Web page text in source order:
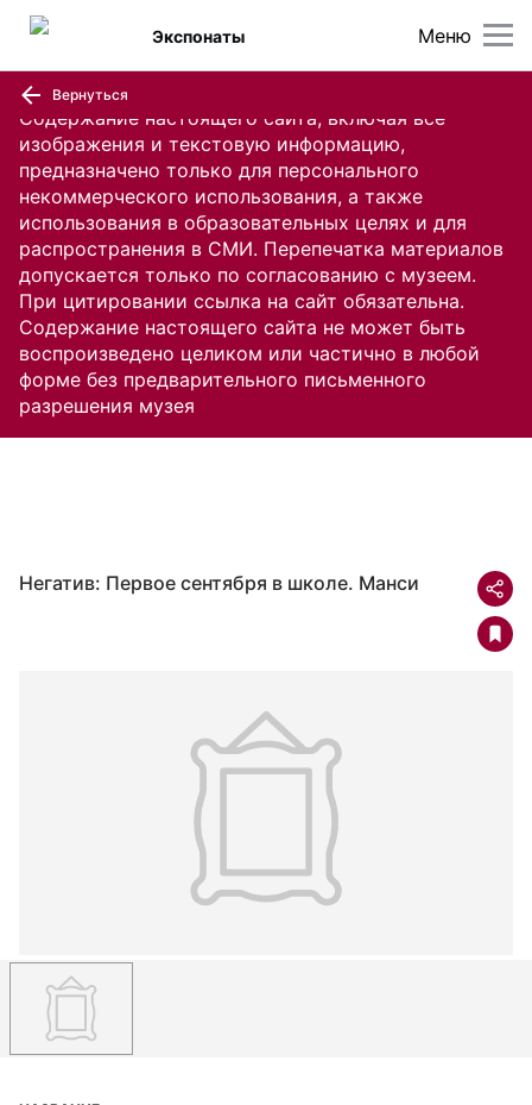
Содержание настоящего сайта, включая все
изображения и текстовую информацию,
предназначено только для персонального
некоммерческого использования, а также
использования в образовательных целях и для
распространения в СМИ. Перепечатка материалов
допускается только по согласованию с музеем.
При цитировании ссылка на сайт обязательна.
Содержание настоящего сайта не может быть
воспроизведено целиком или частично в любой
форме без предварительного письменного
разрешения музея
Меню
Экспонаты
Вернуться
Негатив: Первое сентября в школе. Манси